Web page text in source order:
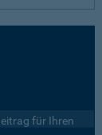
für Ihren